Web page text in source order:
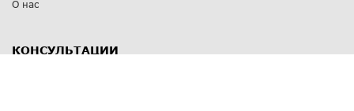
О нас
КОНСУЛЬТАЦИИ